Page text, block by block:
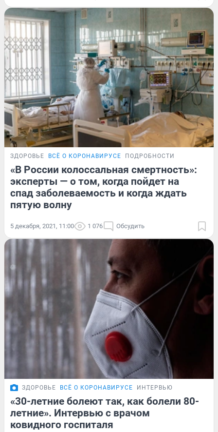
ЗДОРОВЬЕ ВСЁ О КОРОНАВИРУСЕ ПОДРОБНОСТИ
«В России колоссальная смертность»:
эксперты — о том, когда пойдет на
спад заболеваемость и когда ждать
пятую волну
5 декабря, 2021, 11:00 1 076 Обсудить
ЗДОРОВЬЕ ВСЁ О КОРОНАВИРУСЕ ИНТЕРВЬЮ
«30-летние болеют так, как болели 80-
летние». Интервью с врачом
ковидного госпиталя